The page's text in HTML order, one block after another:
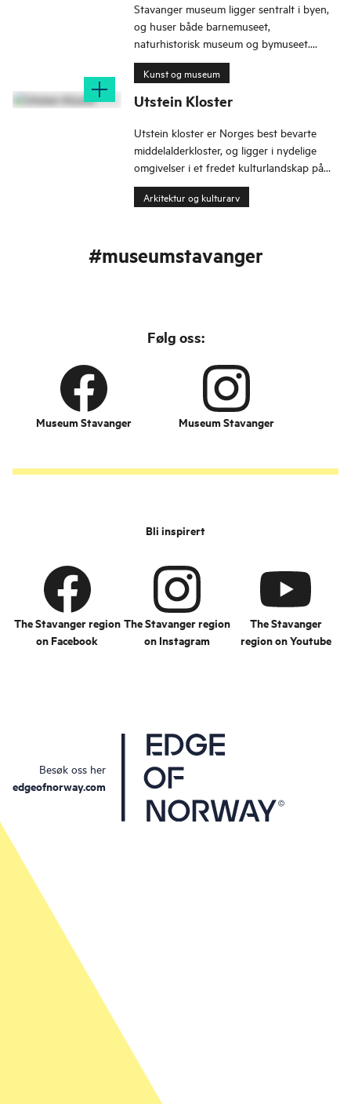
Stavanger museum ligger sentralt i byen,
og huser både barnemuseet,
naturhistorisk museum og bymuseet.
Utforsk små kryp og store dyr, barndom
og byen gjennom 900 år.
Kunst og museum
Utstein Kloster
Utstein kloster er Norges best bevarte
middelalderkloster, og ligger i nydelige
omgivelser i et fredet kulturlandskap på
Mosterøy, omtrent en halvtimes kjøretur
fra Stavanger.
Arkitektur og kulturarv
#museumstavanger
Følg oss:
Museum Stavanger Museum Stavanger
Bli inspirert
The Stavanger region
on Facebook
The Stavanger region
on Instagram
The Stavanger
region on Youtube
Besøk oss her
edgeofnorway.com